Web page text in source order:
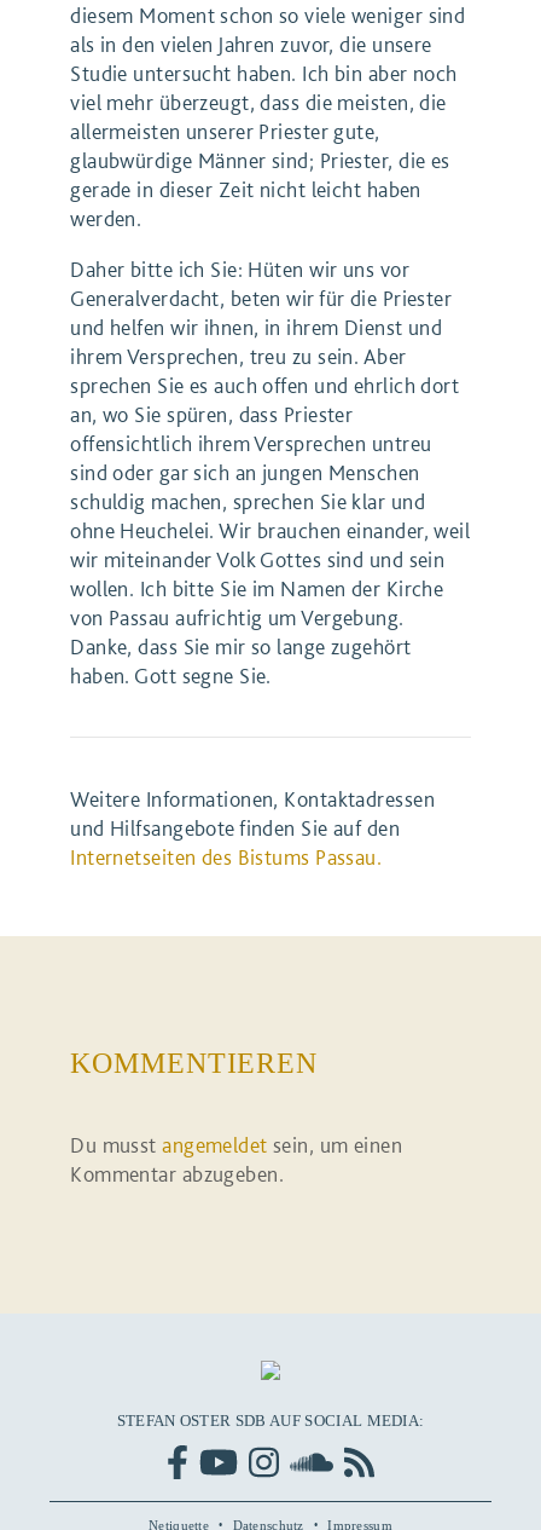
diesem Moment schon so viele weniger sind
als in den vielen Jahren zuvor, die unsere
Studie untersucht haben. Ich bin aber noch
viel mehr überzeugt, dass die meisten, die
allermeisten unserer Priester gute,
glaubwürdige Männer sind; Priester, die es
gerade in dieser Zeit nicht leicht haben
werden.
Daher bitte ich Sie: Hüten wir uns vor
Generalverdacht, beten wir für die Priester
und helfen wir ihnen, in ihrem Dienst und
ihrem Versprechen, treu zu sein. Aber
sprechen Sie es auch offen und ehrlich dort
an, wo Sie spüren, dass Priester
offensichtlich ihrem Versprechen untreu
sind oder gar sich an jungen Menschen
schuldig machen, sprechen Sie klar und
ohne Heuchelei. Wir brauchen einander, weil
wir miteinander Volk Gottes sind und sein
wollen. Ich bitte Sie im Namen der Kirche
von Passau aufrichtig um Vergebung.
Danke, dass Sie mir so lange zugehört
haben. Gott segne Sie.
Weitere Informationen, Kontaktadressen
und Hilfsangebote finden Sie auf den
Internetseiten des Bistums Passau.
KOMMENTIEREN
Du musstangemeldet sein, um einen
Kommentar abzugeben.
STEFAN OSTER SDB AUF SOCIAL MEDIA:
Netiquette Datenschutz Impressum